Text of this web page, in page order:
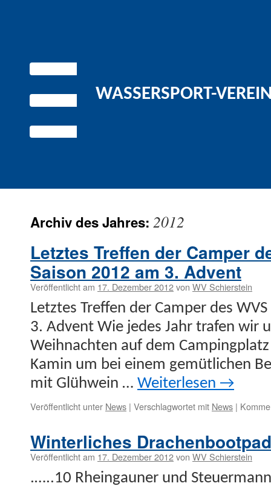
WASSERSPORT-
Archiv des Jahres: 2012
Letztes Treffen der Camper
Saison 2012 am 3. Advent
Veröffentlicht am 17. Dezember 2012von WV Schierstein
Let­ztes Tre­f­fen der Camper des
3. Advent Wie jedes Jahr trafen wir
Wei­h­nacht­en auf dem
Kamin um bei einem gemütlichen
mit Glüh­wein … Weit­er­lesen →
Veröffentlicht unter News | Verschlagwortet mit News |
Winterliches
Veröffentlicht am 17. Dezember 2012von WV Schierstein
.…..10 Rhein­gauner und